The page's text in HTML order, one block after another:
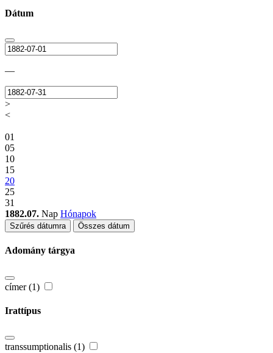
Dátum
—
>
<
01
05
10
15
20
25
31
1882.07. Nap Hónapok
Szűrés dátumra Összes dátum
Adomány tárgya
címer (1)
Irattípus
transsumptionalis (1)